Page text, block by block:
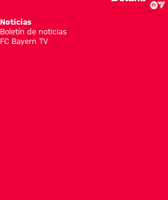
Noticias
Boletín de noticias
FC Bayern TV